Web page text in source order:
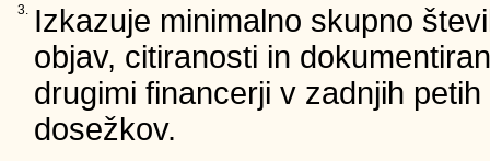
3.
Izkazuje minimalno skupno
objav, citiranosti in
drugimi financerji v zadnjih
dosežkov.